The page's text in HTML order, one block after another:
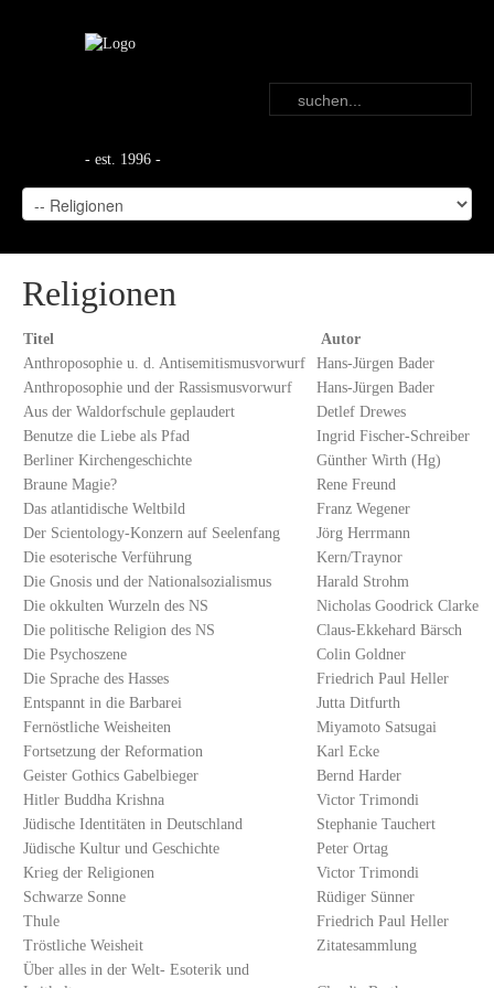
- est. 1996 -
Religionen
Titel
Autor
Anthroposophie u. d. Antisemitismusvorwurf
Hans-Jürgen Bader
Anthroposophie und der Rassismusvorwurf
Hans-Jürgen Bader
Aus der Waldorfschule geplaudert
Detlef Drewes
Benutze die Liebe als Pfad
Ingrid Fischer-Schreiber
Berliner Kirchengeschichte
Günther Wirth (Hg)
Braune Magie?
Rene Freund
Das atlantidische Weltbild
Franz Wegener
Der Scientology-Konzern auf Seelenfang
Jörg Herrmann
Die esoterische Verführung
Kern/Traynor
Die Gnosis und der Nationalsozialismus
Harald Strohm
Die okkulten Wurzeln des NS
Nicholas Goodrick Clarke
Die politische Religion des NS
Claus-Ekkehard Bärsch
Die Psychoszene
Colin Goldner
Die Sprache des Hasses
Friedrich Paul Heller
Entspannt in die Barbarei
Jutta Ditfurth
Fernöstliche Weisheiten
Miyamoto Satsugai
Fortsetzung der Reformation
Karl Ecke
Geister Gothics Gabelbieger
Bernd Harder
Hitler Buddha Krishna
Victor Trimondi
Jüdische Identitäten in Deutschland
Stephanie Tauchert
Jüdische Kultur und Geschichte
Peter Ortag
Krieg der Religionen
Victor Trimondi
Schwarze Sonne
Rüdiger Sünner
Thule
Friedrich Paul Heller
Tröstliche Weisheit
Zitatesammlung
Über alles in der Welt- Esoterik und